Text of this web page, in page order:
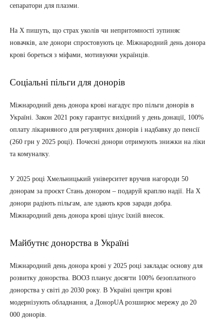
сепаратори для плазми.
На X пишуть, що страх уколів чи непритомності зупиняє
новачків, але донори спростовують це. Міжнародний день донора
крові бореться з міфами, мотивуючи українців.
Соціальні пільги для донорів
Міжнародний день донора крові нагадує про пільги донорів в
Україні. Закон 2021 року гарантує вихідний у день донації, 100%
оплату лікарняного для регулярних донорів і надбавку до пенсії
(260 грн у 2025 році). Почесні донори отримують знижки на ліки
та комуналку.
У 2025 році Хмельницький університет вручив нагороди 50
донорам за проєкт Стань донором – подаруй краплю надії. На X
донори радіють пільгам, але здають кров заради добра.
Міжнародний день донора крові цінує їхній внесок.
Майбутнє донорства в Україні
Міжнародний день донора крові у 2025 році закладає основу для
розвитку донорства. ВООЗ планує досягти 100% безоплатного
донорства у світі до 2030 року. В Україні центри крові
модернізують обладнання, а ДонорUA розширює мережу до 20
000 донорів.